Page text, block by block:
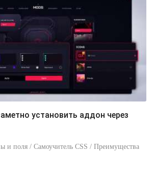
установить аддон через
и поля / Самоучитель CSS / Преимущества